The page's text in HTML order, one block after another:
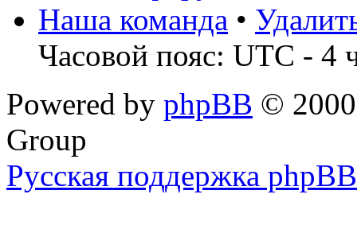
Наша команда •
Часовой пояс: UTC - 4
Powered by phpBB ©
Group
Русская поддержка phpBB